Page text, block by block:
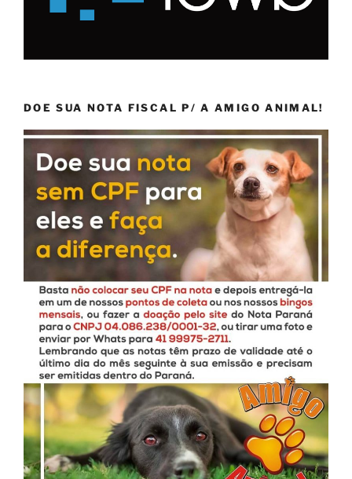
DOE SUA NOTA FISCAL P/ A AMIGO ANIMAL!